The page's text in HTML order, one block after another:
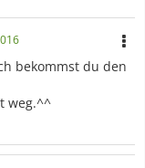
bekommst du den
weg.^^